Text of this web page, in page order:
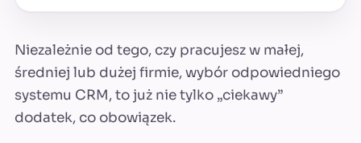
Niezależnie od tego, czy pracujesz w małej,
średniej lub dużej firmie, wybór odpowiedniego
systemu CRM, to już nie tylko „ciekawy”
dodatek, co obowiązek.